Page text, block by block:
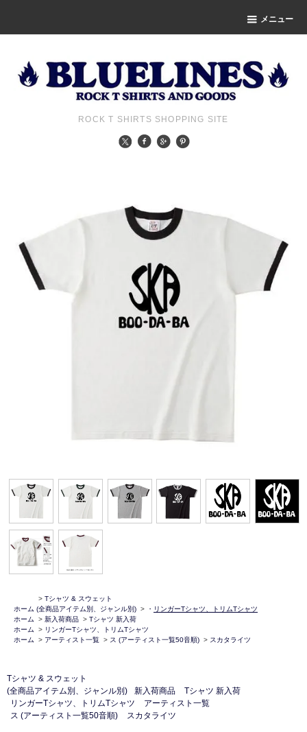
メニュー
ROCK T SHIRTS SHOPPING SITE
ホーム
> Tシャツ & スウェット
(全商品アイテム別、ジャンル別) > ・ リンガーTシャツ、トリムTシャツ
ホーム
> 新入荷商品 > Tシャツ 新入荷
ホーム
> リンガーTシャツ、トリムTシャツ
ホーム
> アーティスト一覧 > ス (アーティスト一覧50音順) > スカタライツ
Tシャツ & スウェット
(全商品アイテム別、ジャンル別)
新入荷商品
Tシャツ 新入荷
リンガーTシャツ、トリムTシャツ
アーティスト一覧
ス (アーティスト一覧50音順)
スカタライツ